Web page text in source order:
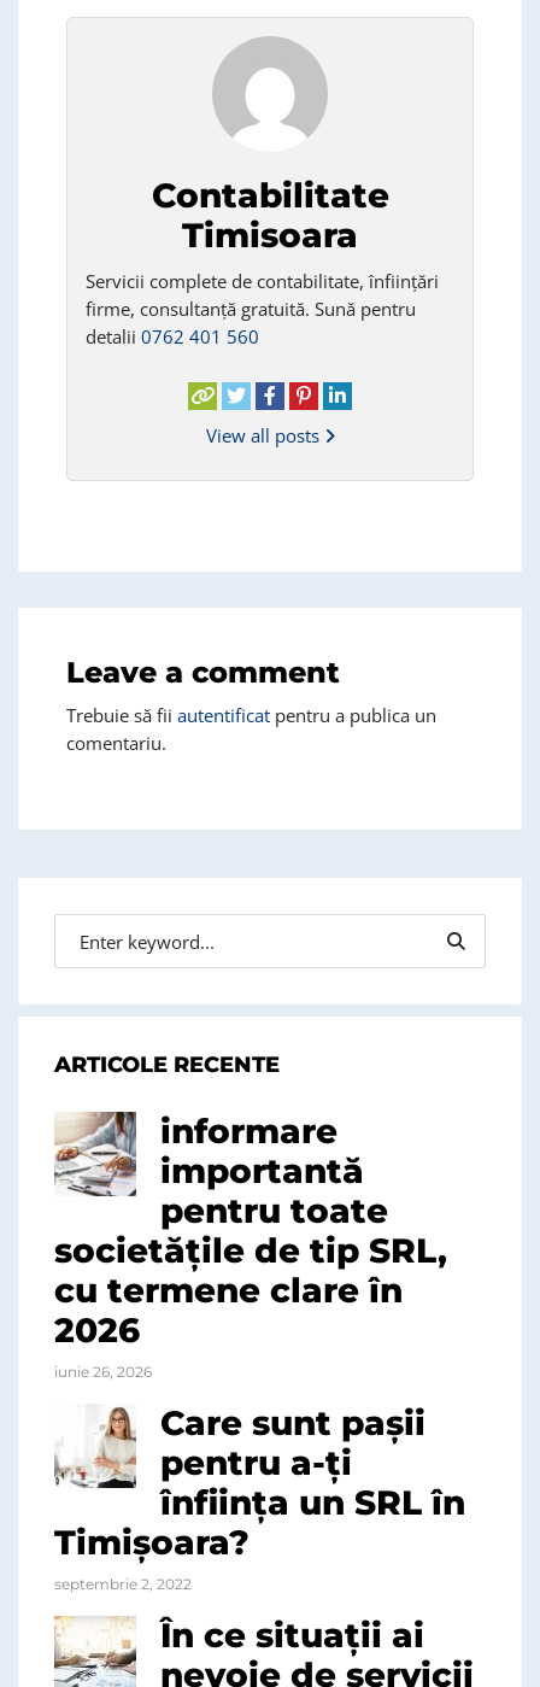
Contabilitate
Timisoara
Servicii complete de contabilitate, înființări
firme, consultanță gratuită. Sună pentru
detalii 0762 401 560
View all posts
Leave a comment
Trebuie să fii autentificat pentru a publica un
comentariu.
ARTICOLE RECENTE
informare
importantă
pentru toate
societățile de tip SRL,
cu termene clare în
2026
iunie 26, 2026
Care sunt pașii
pentru a-ți
înființa un SRL în
Timișoara?
septembrie 2, 2022
În ce situații ai
nevoie de servicii